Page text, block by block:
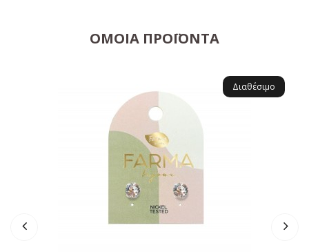
ΌΜΟΙΑ ΠΡΟΪΌΝΤΑ
Διαθέσιμο